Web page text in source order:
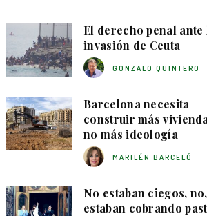
El derecho penal ante
invasión de Ceuta
GONZALO QUINTERO
Barcelona necesita
construir más
no más ideología
MARILÉN BARCELÓ
No estaban ciegos,
estaban cobrando